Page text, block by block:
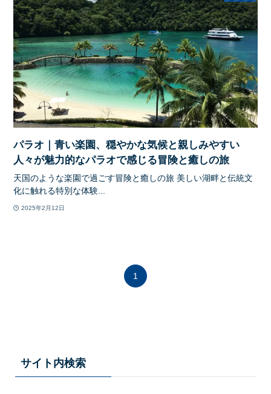
パラオ｜青い楽園、穏やかな気候と親しみやすい
人々が魅力的なパラオで感じる冒険と癒しの旅
天国のような楽園で過ごす冒険と癒しの旅 美しい湖畔と伝統文
化に触れる特別な体験...
2025年2月12日
1
サイト内検索